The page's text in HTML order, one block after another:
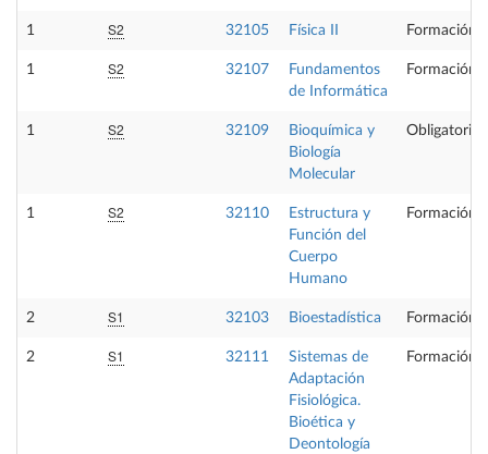
1 S2 32105 Física II Formación
1 S2 32107
Fundamentos
de Informática
Formación
1 S2 32109
Bioquímica y
Biología
Molecular
Obligatoria
1 S2 32110
Estructura y
Función del
Cuerpo
Humano
Formación
2 S1 32103 Bioestadística Formación
2 S1 32111
Sistemas de
Adaptación
Fisiológica.
Bioética y
Deontología
Formación